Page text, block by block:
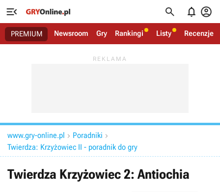
   
PREMIUM Newsroom Gry Rankingi Listy Recenzje
www.gry-online.pl  Poradniki 
Twierdza: Krzyżowiec II - poradnik do gry
Twierdza Krzyżowiec 2: Antiochia